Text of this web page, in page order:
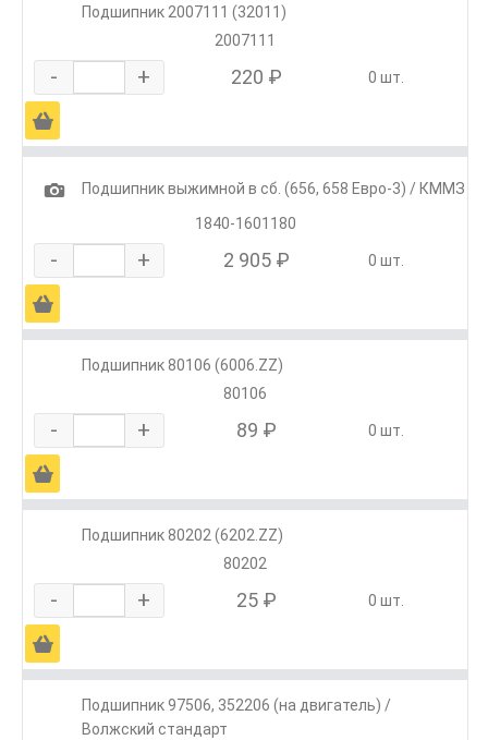
Подшипник 2007111 (32011)
2007111
- + 220 ₽ 0 шт.
Ä
1
Подшипник выжимной в сб. (656, 658 Евро-3) / КММЗ
1840-1601180
- + 2 905 ₽ 0 шт.
Ä
Подшипник 80106 (6006.ZZ)
80106
- + 89 ₽ 0 шт.
Ä
Подшипник 80202 (6202.ZZ)
80202
- + 25 ₽ 0 шт.
Ä
Подшипник 97506, 352206 (на двигатель) /
Волжский стандарт